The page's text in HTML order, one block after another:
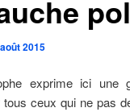
2015
exprime ici
tous ceux qui ne pas